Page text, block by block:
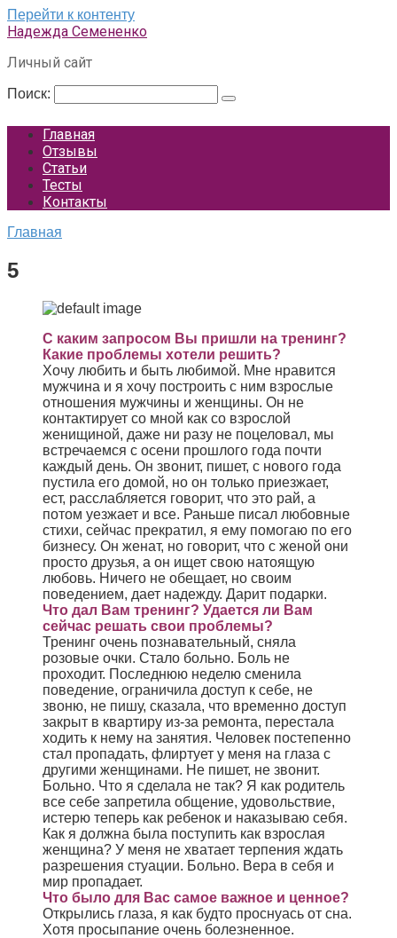
Перейти к контенту
Надежда Семененко
Личный сайт
Поиск:
Главная
Отзывы
Статьи
Тесты
Контакты
Главная
5
С каким запросом Вы пришли на тренинг?
Какие проблемы хотели решить?
Хочу любить и быть любимой. Мне нравится
мужчина и я хочу построить с ним взрослые
отношения мужчины и женщины. Он не
контактирует со мной как со взрослой
женищиной, даже ни разу не поцеловал, мы
встречаемся с осени прошлого года почти
каждый день. Он звонит, пишет, с нового года
пустила его домой, но он только приезжает,
ест, расслабляется говорит, что это рай, а
потом уезжает и все. Раньше писал любовные
стихи, сейчас прекратил, я ему помогаю по его
бизнесу. Он женат, но говорит, что с женой они
просто друзья, а он ищет свою натоящую
любовь. Ничего не обещает, но своим
поведением, дает надежду. Дарит подарки.
Что дал Вам тренинг? Удается ли Вам
сейчас решать свои проблемы?
Тренинг очень познавательный, сняла
розовые очки. Стало больно. Боль не
проходит. Последнюю неделю сменила
поведение, ограничила доступ к себе, не
звоню, не пишу, сказала, что временно доступ
закрыт в квартиру из-за ремонта, перестала
ходить к нему на занятия. Человек постепенно
стал пропадать, флиртует у меня на глаза с
другими женщинами. Не пишет, не звонит.
Больно. Что я сделала не так? Я как родитель
все себе запретила общение, удовольствие,
истерю теперь как ребенок и наказываю себя.
Как я должна была поступить как взрослая
женщина? У меня не хватает терпения ждать
разрешения стуации. Больно. Вера в себя и
мир пропадает.
Что было для Вас самое важное и ценное?
Открылись глаза, я как будто проснуась от сна.
Хотя просыпание очень болезненное.